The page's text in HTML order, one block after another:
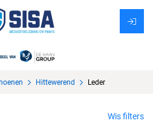
Hittewerend Leder
Wis filters